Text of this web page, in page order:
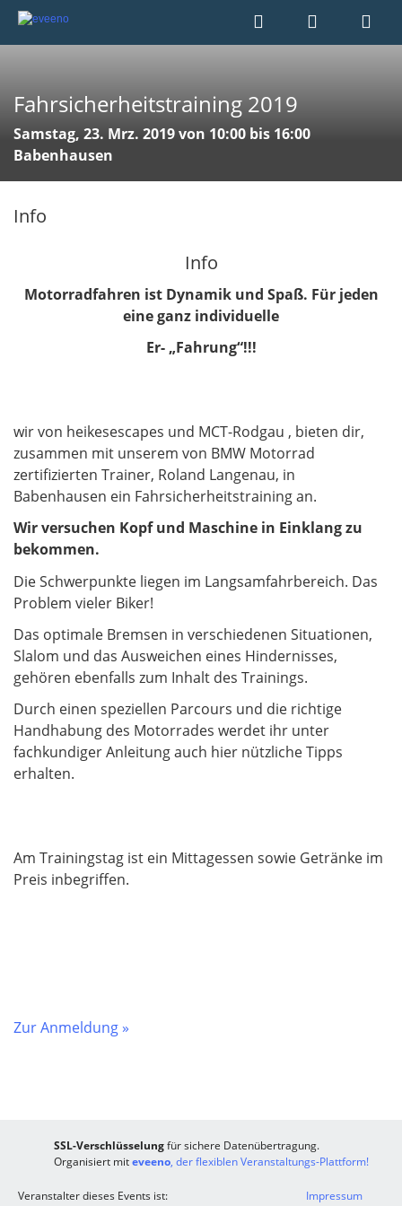
Fahrsicherheitstraining 2019
Samstag, 23. Mrz. 2019 von 10:00 bis 16:00
Babenhausen
Info
Info
Motorradfahren ist Dynamik und Spaß. Für jeden
eine ganz individuelle
Er- „Fahrung“!!!
wir von heikesescapes und MCT-Rodgau , bieten dir,
zusammen mit unserem von BMW Motorrad
zertifizierten Trainer, Roland Langenau, in
Babenhausen ein Fahrsicherheitstraining an.
Wir versuchen Kopf und Maschine in Einklang zu
bekommen.
Die Schwerpunkte liegen im Langsamfahrbereich. Das
Problem vieler Biker!
Das optimale Bremsen in verschiedenen Situationen,
Slalom und das Ausweichen eines Hindernisses,
gehören ebenfalls zum Inhalt des Trainings.
Durch einen speziellen Parcours und die richtige
Handhabung des Motorrades werdet ihr unter
fachkundiger Anleitung auch hier nützliche Tipps
erhalten.
Am Trainingstag ist ein Mittagessen sowie Getränke im
Preis inbegriffen.
Zur Anmeldung »
SSL-Verschlüsselungfür sichere Datenübertragung.
Organisiert miteveeno, der flexiblen Veranstaltungs-Plattform!
Veranstalter dieses Events ist:
Impressum